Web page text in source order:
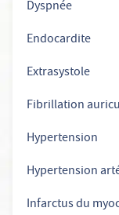
Dyspnée
Endocardite
Extrasystole
Fibrillation
Hypertension
Hypertension
Infarctus du